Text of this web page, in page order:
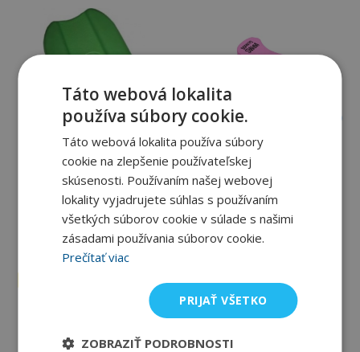
Mad Wave
Plavecký piškót Mad Wave
Flow
25,98 €
Na sklade u dodávateľa
BornToSwim
BornToSwim PB
14,42 €
Na sklade u dodávateľa
Táto webová lokalita
používa súbory cookie.
Táto webová lokalita používa súbory
cookie na zlepšenie používateľskej
skúsenosti. Používaním našej webovej
lokality vyjadrujete súhlas s používaním
všetkých súborov cookie v súlade s našimi
zásadami používania súborov cookie.
Prečítať viac
PRIJAŤ VŠETKO
ZOBRAZIŤ PODROBNOSTI